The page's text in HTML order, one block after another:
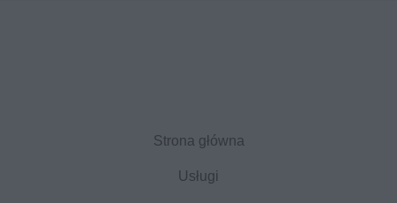
Strona główna
Usługi